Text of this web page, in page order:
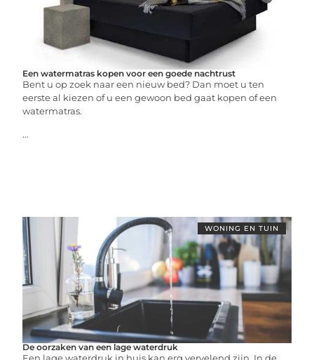
Een watermatras kopen voor een goede nachtrust
Bent u op zoek naar een nieuw bed? Dan moet u ten
eerste al kiezen of u een gewoon bed gaat kopen of een
watermatras.
...
WONING EN TUIN
De oorzaken van een lage waterdruk